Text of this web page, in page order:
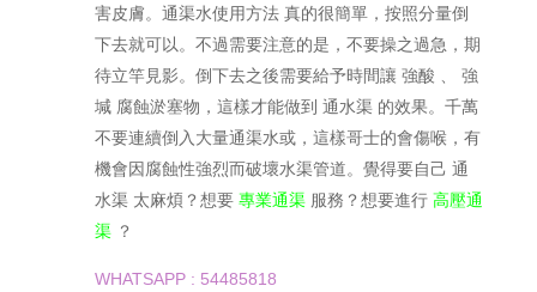
害皮膚。通渠水使用方法 真的很簡單，按照分量倒
下去就可以。不過需要注意的是，不要操之過急，期
待立竿見影。倒下去之後需要給予時間讓 強酸 、 強
堿 腐蝕淤塞物，這樣才能做到 通水渠 的效果。千萬
不要連續倒入大量通渠水或，這樣哥士的會傷喉，有
機會因腐蝕性強烈而破壞水渠管道。覺得要自己 通
水渠 太麻煩？想要 專業通渠服務？想要進行 高壓通
渠？
WHATSAPP : 54485818